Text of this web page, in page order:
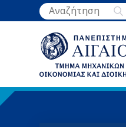
Παράκαμψη
προς
περιεχόμενο